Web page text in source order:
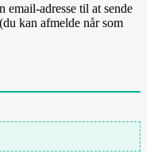
email-adresse til at sende
kan afmelde når som